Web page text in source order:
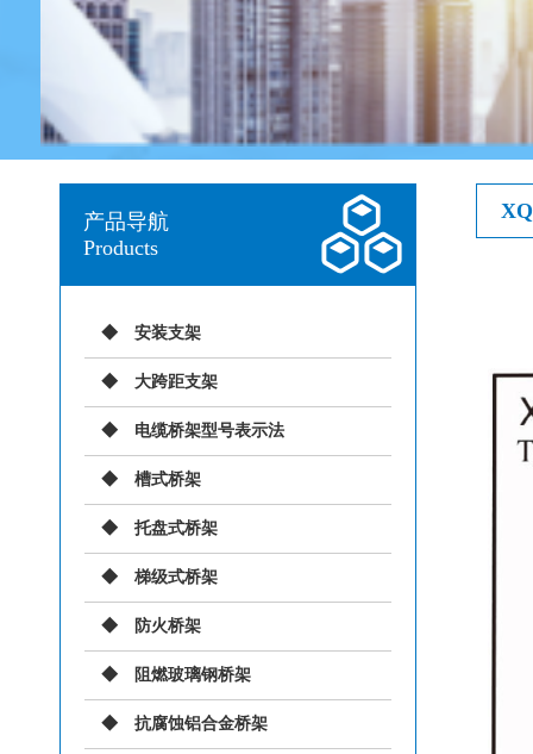
产品导航
Products
安装支架
大跨距支架
电缆桥架型号表示法
槽式桥架
托盘式桥架
梯级式桥架
防火桥架
阻燃玻璃钢桥架
抗腐蚀铝合金桥架